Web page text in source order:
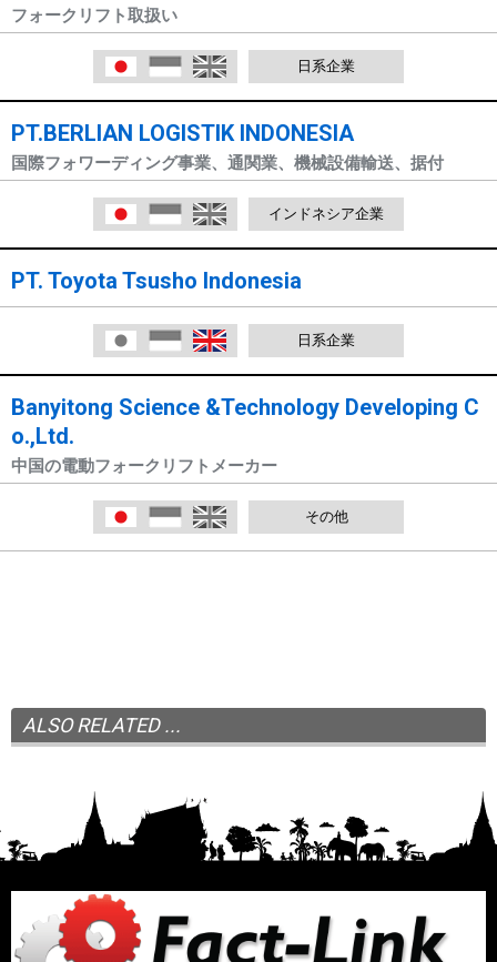
フォークリフト取扱い
日本語 Indonesia 日系企業
PT.BERLIAN LOGISTIK INDONESIA
国際フォワーディング事業、通関業、機械設備輸送、据付
日本語 IndonesiaEnglishインドネシア企業
PT. Toyota Tsusho Indonesia
日本語 Indonesia 日系企業
Banyitong Science &Technology Developing C
o.,Ltd.
中国の電動フォークリフトメーカー
日本語 Indonesia その他
ALSO RELATED ...